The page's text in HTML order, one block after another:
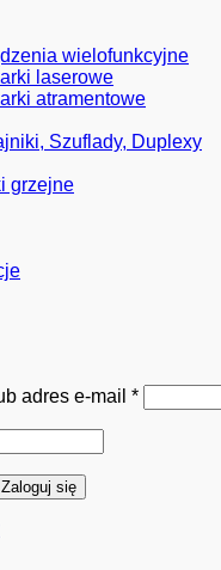
wielofunkcyjne
laserowe
atramentowe
Szuflady, Duplexy
grzejne
adres e-mail *
Zaloguj się